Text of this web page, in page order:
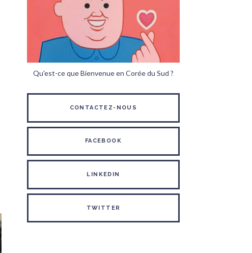
Qu'est-ce que Bienvenue en Corée du Sud ?
CONTACTEZ-NOUS
FACEBOOK
LINKEDIN
TWITTER